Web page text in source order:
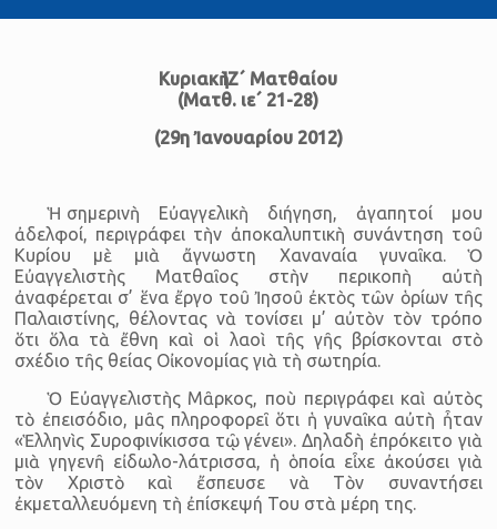
Κυριακὴ ΙΖ´ Ματθαίου
(Ματθ. ιε´ 21-28)
(29η Ἰανουαρίου 2012)
Ἡ σημερινὴ Εὐαγγελικὴ διήγηση, ἀγαπητοί μου
ἀδελφοί, περιγράφει τὴν ἀποκαλυπτικὴ συνάντηση τοῦ
Κυρίου μὲ μιὰ ἄγνωστη Χαναναία γυναῖκα. Ὁ
Εὐαγγελιστὴς Ματθαῖος στὴν περικοπὴ αὐτὴ
ἀναφέρεται σ’ ἕνα ἔργο τοῦ Ἰησοῦ ἐκτὸς τῶν ὁρίων τῆς
Παλαιστίνης, θέλοντας νὰ τονίσει μ’ αὐτὸν τὸν τρόπο
ὅτι ὅλα τὰ ἔθνη καὶ οἱ λαοὶ τῆς γῆς βρίσκονται στὸ
σχέδιο τῆς θείας Οἰκονομίας γιὰ τὴ σωτηρία.
Ὁ Εὐαγγελιστὴς Μᾶρκος, ποὺ περιγράφει καὶ αὐτὸς
τὸ ἐπεισόδιο, μᾶς πληροφορεῖ ὅτι ἡ γυναῖκα αὐτὴ ἦταν
«Ἑλληνὶς Συροφινίκισσα τῷ γένει». Δηλαδὴ ἐπρόκειτο γιὰ
μιὰ γηγενῆ εἰδωλο-λάτρισσα, ἡ ὁποία εἶχε ἀκούσει γιὰ
τὸν Χριστὸ καὶ ἔσπευσε νὰ Τὸν συναντήσει
ἐκμεταλλευόμενη τὴ ἐπίσκεψή Του στὰ μέρη της.